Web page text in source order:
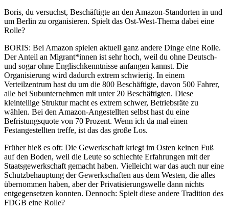
Boris, du versuchst, Beschäftigte an den Amazon-Standorten in und
um Berlin zu organisieren. Spielt das Ost-West-Thema dabei eine
Rolle?
BORIS: Bei Amazon spielen aktuell ganz andere Dinge eine Rolle.
Der Anteil an Migrant*innen ist sehr hoch, weil du ohne Deutsch-
und sogar ohne Englischkenntnisse anfangen kannst. Die
Organisierung wird dadurch extrem schwierig. In einem
Verteilzentrum hast du um die 800 Beschäftigte, davon 500 Fahrer,
alle bei Subunternehmen mit unter 20 Beschäftigten. Diese
kleinteilige Struktur macht es extrem schwer, Betriebsräte zu
wählen. Bei den Amazon-Angestellten selbst hast du eine
Befristungsquote von 70 Prozent. Wenn ich da mal einen
Festangestellten treffe, ist das das große Los.
Früher hieß es oft: Die Gewerkschaft kriegt im Osten keinen Fuß
auf den Boden, weil die Leute so schlechte Erfahrungen mit der
Staatsgewerkschaft gemacht haben. Vielleicht war das auch nur eine
Schutzbehauptung der Gewerkschaften aus dem Westen, die alles
übernommen haben, aber der Privatisierungswelle dann nichts
entgegensetzen konnten. Dennoch: Spielt diese andere Tradition des
FDGB eine Rolle?